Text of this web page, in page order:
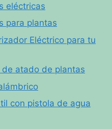
eléctricas
para plantas
Eléctrico para tu
atado de plantas
con pistola de agua